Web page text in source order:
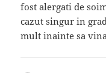
fost alergati de
cazut singur in
mult inainte sa